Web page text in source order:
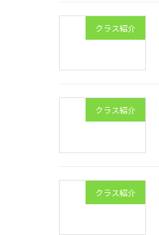
クラス紹介
クラス紹介
クラス紹介